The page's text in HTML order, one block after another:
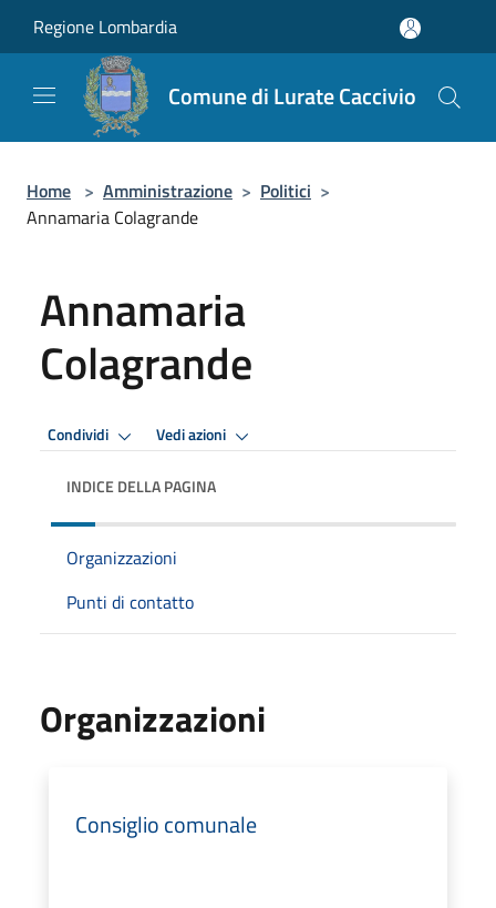
Regione Lombardia
Comune di Lurate Caccivio
Home > Amministrazione > Politici >
Annamaria Colagrande
Annamaria
Colagrande
Condividi Vedi azioni
INDICE DELLA PAGINA
Organizzazioni
Punti di contatto
Organizzazioni
Consiglio comunale